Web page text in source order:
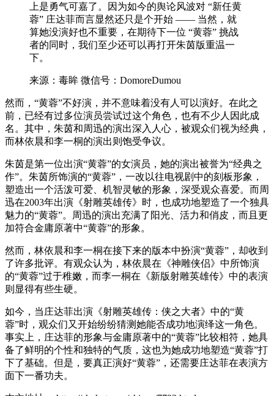
上是勇气可嘉了。因为如今的舆论风波对 “新任黄
蓉” 庄达菲而言显然还只是个开始 —— 当然，就
算她没演好也不重要，在期待下一位 “黄蓉” 挑战
者的同时，我们至少还可以再打开朱茵版重温一
下。
来源：毒眸 微信号：DomoreDumou
然而，“黄蓉”不好演，并不意味着没有人可以演好。在此之
前，已经有过多位演员尝试过这个角色，也有不少人因此成
名。其中，朱茵和周迅的演出深入人心，被观众们视为经典，
而林依晨和李一桐的演出则饱受争议。
朱茵是第一位出演“黄蓉”的女演员，她的演出被誉为“经典之
作”。朱茵所饰演的“黄蓉”，一改以往电视剧中的刻板形象，
塑造出一个活泼可爱、机智灵敏的形象，深受观众喜爱。而周
迅在2003年出演《射雕英雄传》时，也成功地塑造了一个独具
魅力的“黄蓉”。周迅的演出充满了阳光、活力和俏皮，而且更
加符合金庸原著中“黄蓉”的形象。
然而，林依晨和李一桐在接下来的版本中扮演“黄蓉”，却收到
了许多批评。有观众认为，林依晨在《神雕侠侣》中所饰演
的“黄蓉”过于稚嫩，而李一桐在《新版射雕英雄传》中的表演
则显得有些生硬。
如今，当庄达菲出演《射雕英雄传：侠之大者》中的“黄
蓉”时，观众们又开始纷纷猜测她能否成功地演绎这一角色。
事实上，庄达菲的形象与金庸原著中的“黄蓉”比较相符，她具
备了鲜明的个性和独特的气质，这也为她成功地塑造“黄蓉”打
下了基础。但是，要真正演好“黄蓉”，还需要庄达菲在表演方
面下一番功夫。